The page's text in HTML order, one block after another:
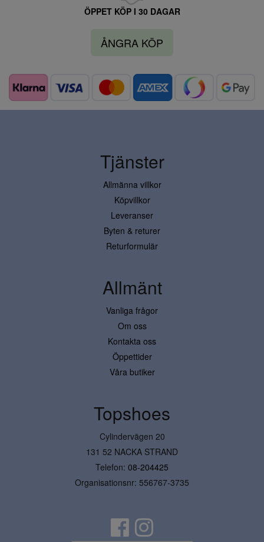
ÖPPET KÖP I 30 DAGAR
ÅNGRA KÖP
Tjänster
Allmänna villkor
Köpvillkor
Leveranser
Byten & returer
Returformulär
Allmänt
Vanliga frågor
Om oss
Kontakta oss
Öppettider
Våra butiker
Topshoes
Cylindervägen 20
131 52 NACKA STRAND
Telefon: 08-204425
Organisationsnr: 556767-3735